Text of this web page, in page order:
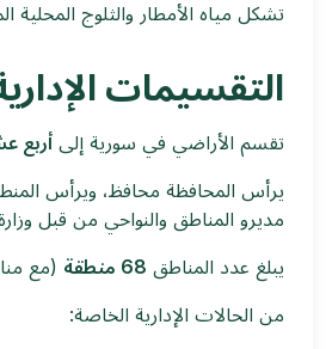
تشكل مياه الأمطار والثلوج
التقسيمات
تقسم الأراضي في سورية إلى أربع
يرأس المحافظة محافظ، ويرأس
مديرو المناطق والنواحي من قبل
يبلغ عدد المناطق 68 منطقة (مع مناطق
من الحالات الإدارية الخاصة: